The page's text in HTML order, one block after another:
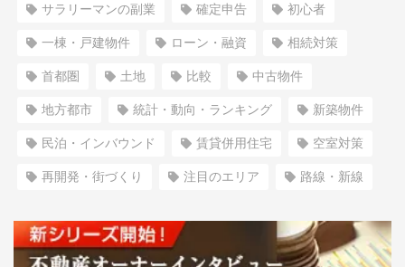
サラリーマンの副業 確定申告 初心者
一棟・戸建物件 ローン・融資 相続対策
首都圏 土地 比較 中古物件
地方都市 統計・動向・ランキング 新築物件
民泊・インバウンド 賃貸併用住宅 空室対策
再開発・街づくり 注目のエリア 路線・新線